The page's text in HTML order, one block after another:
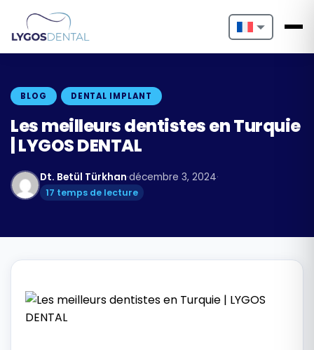
Nederlands
Français
BLOG DENTAL IMPLANT
Les meilleurs dentistes en Turquie
| LYGOS DENTAL
Dt. Betül Türkhan·décembre 3, 2024·
17 temps de lecture